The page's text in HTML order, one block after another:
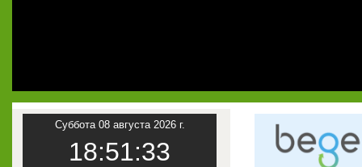
Суббота 08 августа 2026 г.
18:51:33